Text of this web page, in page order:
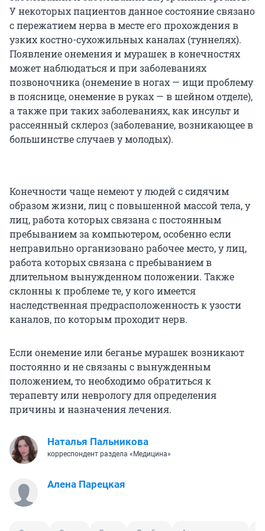
У некоторых пациентов данное состояние связано
с пережатием нерва в месте его прохождения в
узких костно-сухожильных каналах (туннелях).
Появление онемения и мурашек в конечностях
может наблюдаться и при заболеваниях
позвоночника (онемение в ногах — ищи проблему
в пояснице, онемение в руках — в шейном отделе),
а также при таких заболеваниях, как инсульт и
рассеянный склероз (заболевание, возникающее в
большинстве случаев у молодых).
Конечности чаще немеют у людей с сидячим
образом жизни, лиц с повышенной массой тела, у
лиц, работа которых связана с постоянным
пребыванием за компьютером, особенно если
неправильно организовано рабочее место, у лиц,
работа которых связана с пребыванием в
длительном вынужденном положении. Также
склонны к проблеме те, у кого имеется
наследственная предрасположенность к узости
каналов, по которым проходит нерв.
Если онемение или беганье мурашек возникают
постоянно и не связаны с вынужденным
положением, то необходимо обратиться к
терапевту или неврологу для определения
причины и назначения лечения.
Наталья Пальникова
корреспондент раздела «Медицина»
Алена Парецкая